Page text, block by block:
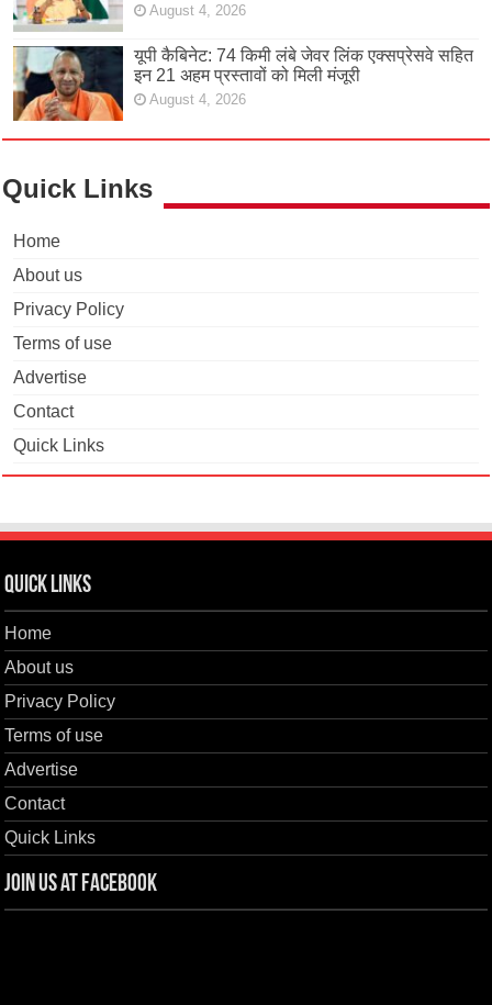
August 4, 2026
यूपी कैबिनेट: 74 किमी लंबे जेवर लिंक एक्सप्रेसवे सहित
इन 21 अहम प्रस्तावों को मिली मंजूरी
August 4, 2026
Quick Links
Home
About us
Privacy Policy
Terms of use
Advertise
Contact
Quick Links
Quick Links
Home
About us
Privacy Policy
Terms of use
Advertise
Contact
Quick Links
Join us at Facebook